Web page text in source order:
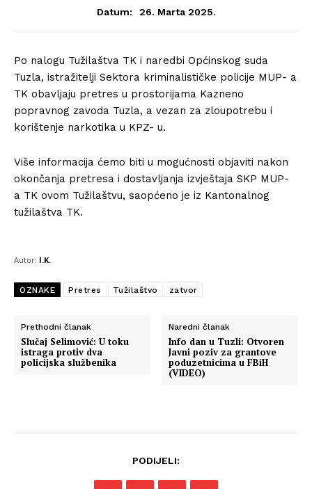
Datum: 26. Marta 2025.
Po nalogu Tužilaštva TK i naredbi Općinskog suda
Tuzla, istražitelji Sektora kriminalističke policije MUP- a
TK obavljaju pretres u prostorijama Kazneno
popravnog zavoda Tuzla, a vezan za zloupotrebu i
korištenje narkotika u KPZ- u.
Više informacija ćemo biti u mogućnosti objaviti nakon
okončanja pretresa i dostavljanja izvještaja SKP MUP-
a TK ovom Tužilaštvu, saopćeno je iz Kantonalnog
tužilaštva TK.
Autor: I.K.
OZNAKE Pretres Tužilaštvo zatvor
Prethodni članak
Slučaj Selimović: U toku
istraga protiv dva
policijska službenika
Naredni članak
Info dan u Tuzli: Otvoren
Javni poziv za grantove
poduzetnicima u FBiH
(VIDEO)
PODIJELI: